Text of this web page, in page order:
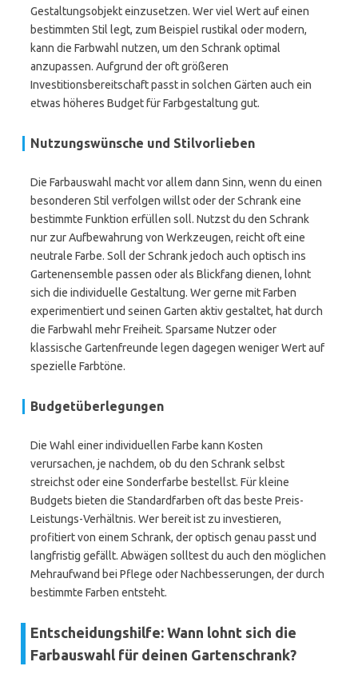
Gestaltungsobjekt einzusetzen. Wer viel Wert auf einen
bestimmten Stil legt, zum Beispiel rustikal oder modern,
kann die Farbwahl nutzen, um den Schrank optimal
anzupassen. Aufgrund der oft größeren
Investitionsbereitschaft passt in solchen Gärten auch ein
etwas höheres Budget für Farbgestaltung gut.
Nutzungswünsche und Stilvorlieben
Die Farbauswahl macht vor allem dann Sinn, wenn du einen
besonderen Stil verfolgen willst oder der Schrank eine
bestimmte Funktion erfüllen soll. Nutzst du den Schrank
nur zur Aufbewahrung von Werkzeugen, reicht oft eine
neutrale Farbe. Soll der Schrank jedoch auch optisch ins
Gartenensemble passen oder als Blickfang dienen, lohnt
sich die individuelle Gestaltung. Wer gerne mit Farben
experimentiert und seinen Garten aktiv gestaltet, hat durch
die Farbwahl mehr Freiheit. Sparsame Nutzer oder
klassische Gartenfreunde legen dagegen weniger Wert auf
spezielle Farbtöne.
Budgetüberlegungen
Die Wahl einer individuellen Farbe kann Kosten
verursachen, je nachdem, ob du den Schrank selbst
streichst oder eine Sonderfarbe bestellst. Für kleine
Budgets bieten die Standardfarben oft das beste Preis-
Leistungs-Verhältnis. Wer bereit ist zu investieren,
profitiert von einem Schrank, der optisch genau passt und
langfristig gefällt. Abwägen solltest du auch den möglichen
Mehraufwand bei Pflege oder Nachbesserungen, der durch
bestimmte Farben entsteht.
Entscheidungshilfe: Wann lohnt sich die
Farbauswahl für deinen Gartenschrank?